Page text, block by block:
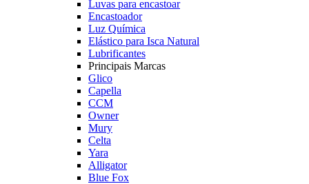
Luvas para encastoar
Encastoador
Luz Química
Elástico para Isca Natural
Lubrificantes
Principais Marcas
Glico
Capella
CCM
Owner
Mury
Celta
Yara
Alligator
Blue Fox